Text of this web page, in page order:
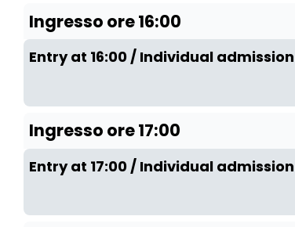
Ingresso ore 16:00
Entry at 16:00 / Individual admission
Ingresso ore 17:00
Entry at 17:00 / Individual admission